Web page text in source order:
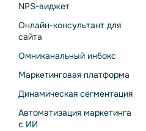
NPS-виджет
Онлайн-консультант для
сайта
Омниканальный инбокс
Маркетинговая платформа
Динамическая сегментация
Автоматизация маркетинга
с ИИ